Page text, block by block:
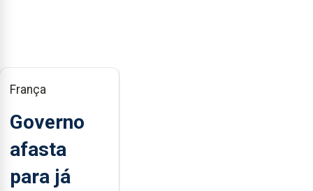
França
Governo
afasta
para já